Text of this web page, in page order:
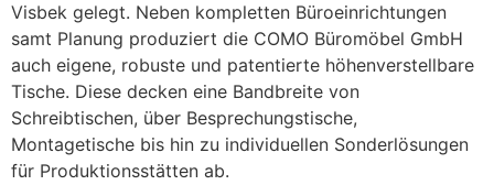
Visbek gelegt. Neben kompletten Büroeinrichtungen
samt Planung produziert die COMO Büromöbel GmbH
auch eigene, robuste und patentierte höhenverstellbare
Tische. Diese decken eine Bandbreite von
Schreibtischen, über Besprechungstische,
Montagetische bis hin zu individuellen Sonderlösungen
für Produktionsstätten ab.